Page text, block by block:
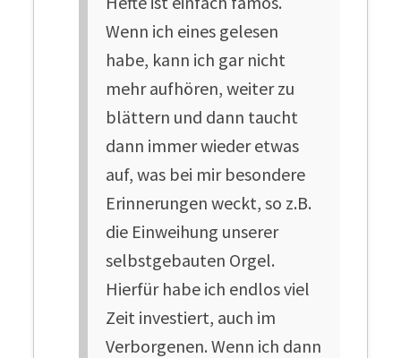
Wenn ich eines gelesen
habe, kann ich gar nicht
mehr aufhören, weiter zu
blättern und dann taucht
dann immer wieder etwas
auf, was bei mir besondere
Erinnerungen weckt, so z.B.
die Einweihung unserer
selbstgebauten Orgel.
Hierfür habe ich endlos viel
Zeit investiert, auch im
Verborgenen. Wenn ich dann